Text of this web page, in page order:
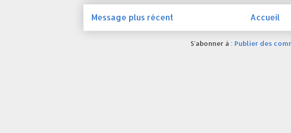
Message plus récent Accueil
S'abonner à : Publier des